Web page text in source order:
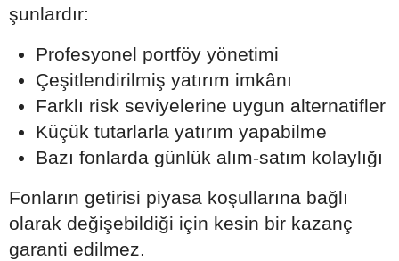
şunlardır:
Profesyonel portföy yönetimi
Çeşitlendirilmiş yatırım imkânı
Farklı risk seviyelerine uygun alternatifler
Küçük tutarlarla yatırım yapabilme
Bazı fonlarda günlük alım-satım kolaylığı
Fonların getirisi piyasa koşullarına bağlı
olarak değişebildiği için kesin bir kazanç
garanti edilmez.